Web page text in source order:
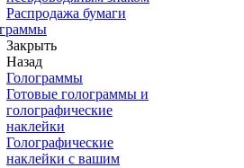
Распродажа бумаги
Закрыть
Назад
Голограммы
Готовые голограммы и
голографические
наклейки
Голографические
наклейки с вашим